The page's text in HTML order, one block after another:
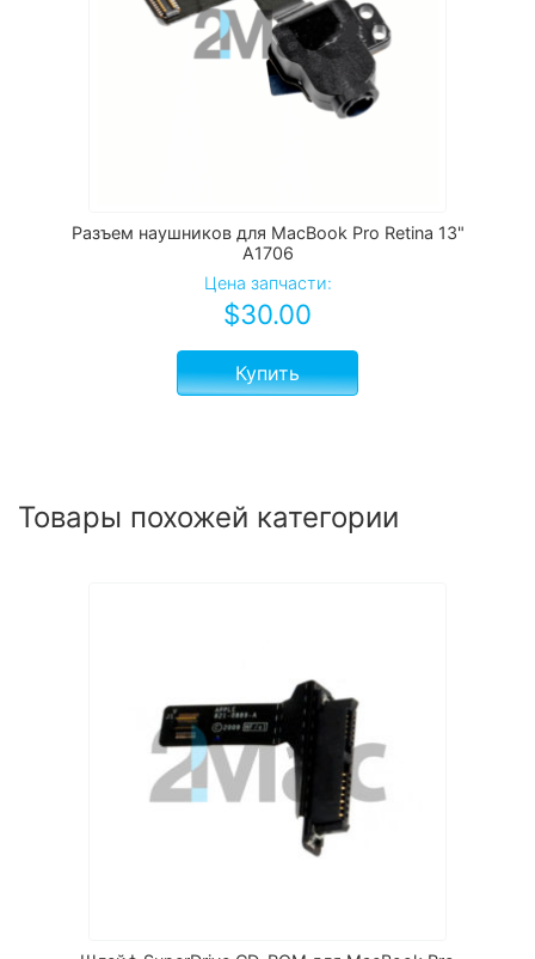
Разъем наушников для MacBook Pro Retina 13"
A1706
Цена запчасти:
$30.00
Купить
Товары похожей категории